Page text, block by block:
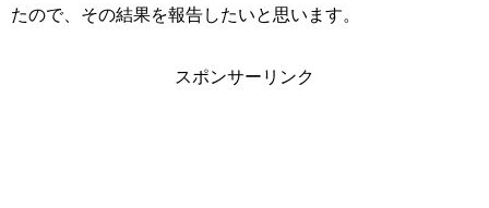
たので、その結果を報告したいと思います。
スポンサーリンク